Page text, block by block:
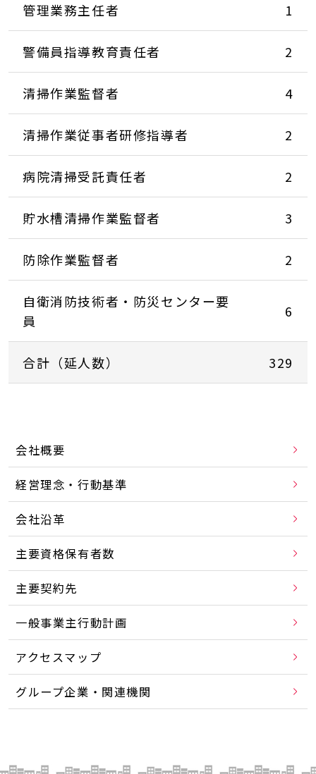
管理業務主任者 1
警備員指導教育責任者 2
清掃作業監督者 4
清掃作業従事者研修指導者 2
病院清掃受託責任者 2
貯水槽清掃作業監督者 3
防除作業監督者 2
自衛消防技術者・防災センター要
員
6
合計（延人数） 329
会社概要
経営理念・行動基準
会社沿革
主要資格保有者数
主要契約先
一般事業主行動計画
アクセスマップ
グループ企業・関連機関